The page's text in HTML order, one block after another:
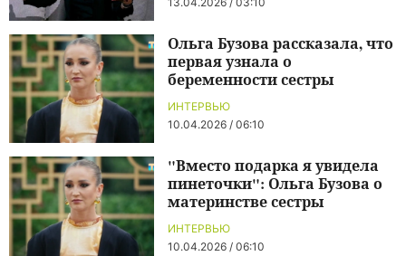
ИНТЕРВЬЮ
10.04.2026 / 06:10
Ольга Бузова рассказала, что
первая узнала о
беременности сестры
ИНТЕРВЬЮ
10.04.2026 / 06:10
"Вместо подарка я увидела
пинеточки": Ольга Бузова о
материнстве сестры